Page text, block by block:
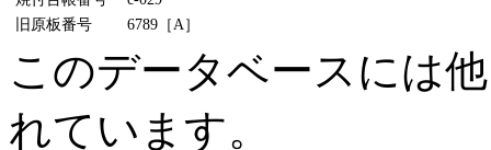
旧原板番号
6789［A］
このデータベースには
れています。